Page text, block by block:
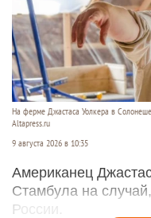
На ферме Джастаса Уолкера в
Altapress.ru
9 августа 2026 в 10:35
Американец
Стамбула на
России.